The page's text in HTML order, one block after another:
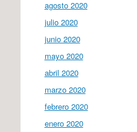
agosto 2020
julio 2020
junio 2020
mayo 2020
abril 2020
marzo 2020
febrero 2020
enero 2020